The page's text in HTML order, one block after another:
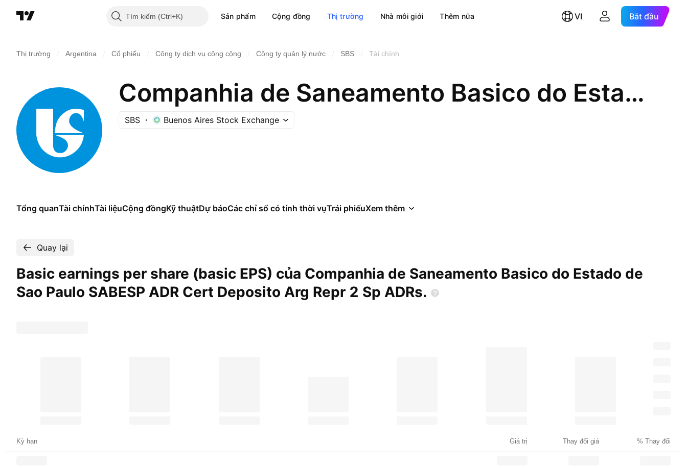
Tìm kiếm Sản phẩm Cộng đồng Thị trường Nhà môi giới Thêm nữa VI Bắt đầu
Thị trường Argentina Cổ phiếu Công ty dịch vụ công cộng Công ty quản lý nước SBS Tài chính
Companhia de Saneamento Basico do Estado de Sao Paulo SABESP ADR Cert Deposito Arg Repr 2 Sp ADRs
SBS Buenos Aires Stock Exchange
Tổng quanTài chínhTài liệuCộng đồngKỹ thuậtDự báoCác chỉ số có tính thời vụTrái phiếuXem thêm
Quay lại
Basic earnings per share (basic EPS) của Companhia de Saneamento Basico do Estado de
Sao Paulo SABESP ADR Cert Deposito Arg Repr 2 Sp ADRs.
Kỳ hạn Giá trị Thay đổi giá % Thay đổi